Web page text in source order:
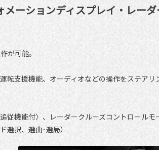
ーションディスプレイ・レー
が可能。
支援機能、オーディオなどの操作をステアリ
機能付〉、レーダークルーズコントロールモ
択、選曲･選局）